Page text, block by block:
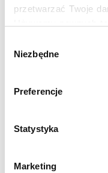
przetwarzać Twoje
odrzucić i wycofać
w Polityce
zgody
Niezbędne
Preferencje
Statystyka
Marketing
Limit wartości
Zamek kluczowy
Wielkość sejfu